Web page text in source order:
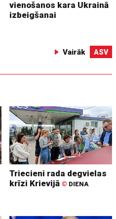
vienošanos kara Ukrainā
izbeigšanai
Vairāk ASV
Triecieni rada degvielas
krīzi Krievijā © DIENA